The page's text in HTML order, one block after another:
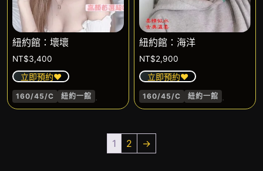
紐約館：壞壞
NT$3,400
立即預約❤️
160/45/C 紐約一館 .
紐約館：海洋
NT$2,900
立即預約❤️
160/45/C 紐約一館 .
1 2 →